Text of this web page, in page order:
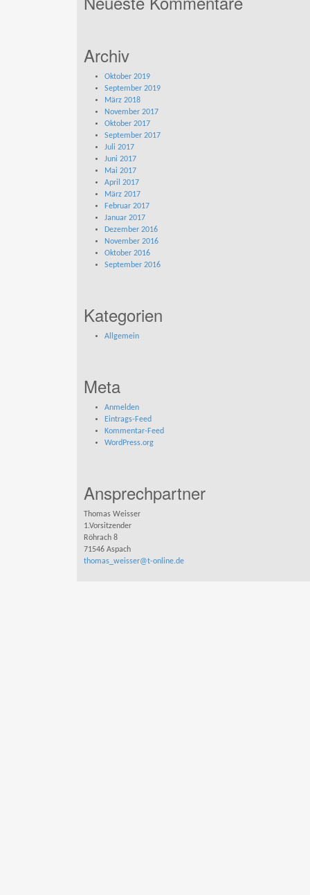
Archiv
Oktober 2019
September 2019
März 2018
November 2017
Oktober 2017
September 2017
Juli 2017
Juni 2017
Mai 2017
April 2017
März 2017
Februar 2017
Januar 2017
Dezember 2016
November 2016
Oktober 2016
September 2016
Kategorien
Allgemein
Meta
Anmelden
Eintrags-Feed
Kommentar-Feed
WordPress.org
Ansprechpartner
Thomas Weisser
1.Vorsitzender
Röhrach 8
71546 Aspach
thomas_weisser@t-online.de